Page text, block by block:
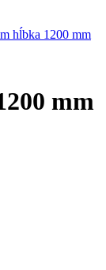
hĺbka 1200 mm
mm